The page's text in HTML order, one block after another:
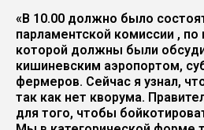
«В 10.00 должно было
парламентской комиссии ,
которой должны были
кишиневским аэропортом,
фермеров. Сейчас я узнал,
так как нет кворума.
для того, чтобы